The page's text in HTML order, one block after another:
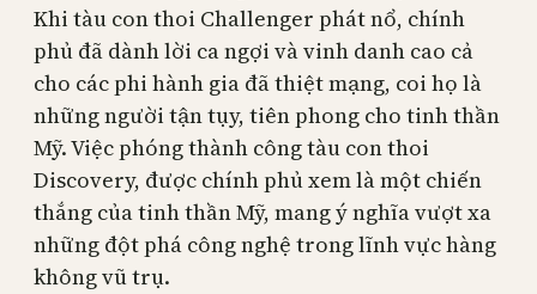
Khi tàu con thoi Challenger phát nổ, chính
phủ đã dành lời ca ngợi và vinh danh cao cả
cho các phi hành gia đã thiệt mạng, coi họ là
những người tận tụy, tiên phong cho tinh thần
Mỹ. Việc phóng thành công tàu con thoi
Discovery, được chính phủ xem là một chiến
thắng của tinh thần Mỹ, mang ý nghĩa vượt xa
những đột phá công nghệ trong lĩnh vực hàng
không vũ trụ.